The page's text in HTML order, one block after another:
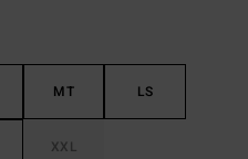
MT LS
XXL